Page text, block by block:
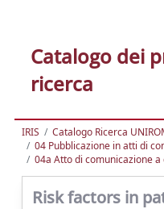
Catalogo dei
ricerca
IRIS
Catalogo Ricerca
04 Pubblicazione in atti di
04a Atto di comunicazione a
Risk factors in